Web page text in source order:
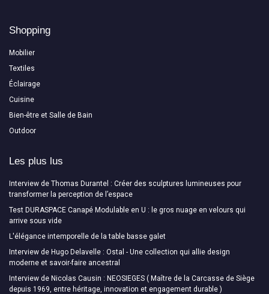
Shopping
Mobilier
Textiles
Éclairage
Cuisine
Bien-être et Salle de Bain
Outdoor
Les plus lus
Interview de Thomas Durantel : Créer des sculptures lumineuses pour
transformer la perception de l’espace
Test DURASPACE Canapé Modulable en U : le gros nuage en velours qui
arrive sous vide
L'élégance intemporelle de la table basse galet
Interview de Hugo Delavelle : Ostal - Une collection qui allie design
moderne et savoir-faire ancestral
Interview de Nicolas Causin : NEOSIEGES ( Maître de la Carcasse de Siège
depuis 1969, entre héritage, innovation et engagement durable )